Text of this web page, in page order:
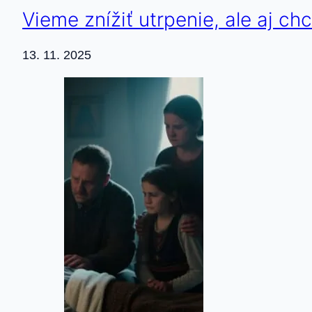
Vieme znížiť utrpenie, ale aj
13. 11. 2025